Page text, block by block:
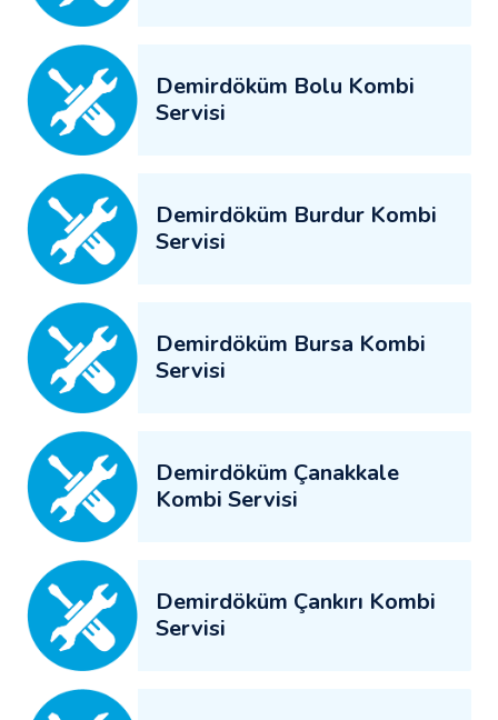
Demirdöküm Bolu Kombi
Servisi
Demirdöküm Burdur Kombi
Servisi
Demirdöküm Bursa Kombi
Servisi
Demirdöküm Çanakkale
Kombi Servisi
Demirdöküm Çankırı Kombi
Servisi